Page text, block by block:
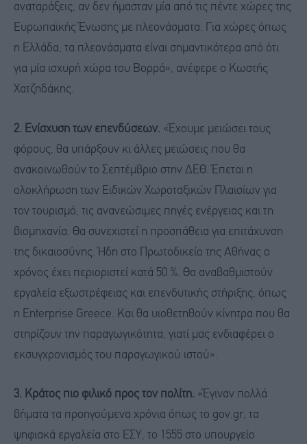
αναταράξεις, αν δεν ήμασταν μία από τις πέντε χώρες της
Ευρωπαϊκής Ένωσης με πλεονάσματα. Για χώρες όπως
η Ελλάδα, τα πλεονάσματα είναι σημαντικότερα από ότι
για μία ισχυρή χώρα του Βορρά», ανέφερε ο Κωστής
Χατζηδάκης.
2. Ενίσχυση των επενδύσεων. «Έχουμε μειώσει τους
φόρους, θα υπάρξουν κι άλλες μειώσεις που θα
ανακοινωθούν το Σεπτέμβριο στην ΔΕΘ. Έπεται η
ολοκλήρωση των Ειδικών Χωροταξικών Πλαισίων για
τον τουρισμό, τις ανανεώσιμες πηγές ενέργειας και τη
βιομηχανία. Θα συνεχιστεί η προσπάθεια για επιτάχυνση
της δικαιοσύνης. Ήδη στο Πρωτοδικείο της Αθήνας ο
χρόνος έχει περιοριστεί κατά 50 %. Θα αναβαθμιστούν
εργαλεία εξωστρέφειας και επενδυτικής στήριξης, όπως
η Enterprise Greece. Και θα υιοθετηθούν κίνητρα που θα
στηρίζουν την παραγωγικότητα, γιατί μας ενδιαφέρει ο
εκσυγχρονισμός του παραγωγικού ιστού».
3. Κράτος πιο φιλικό προς τον πολίτη. «Έγιναν πολλά
βήματα τα προηγούμενα χρόνια όπως το gov.gr, τα
ψηφιακά εργαλεία στο ΕΣΥ, το 1555 στο υπουργείο